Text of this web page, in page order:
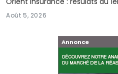
Août 5, 2026
Annonce